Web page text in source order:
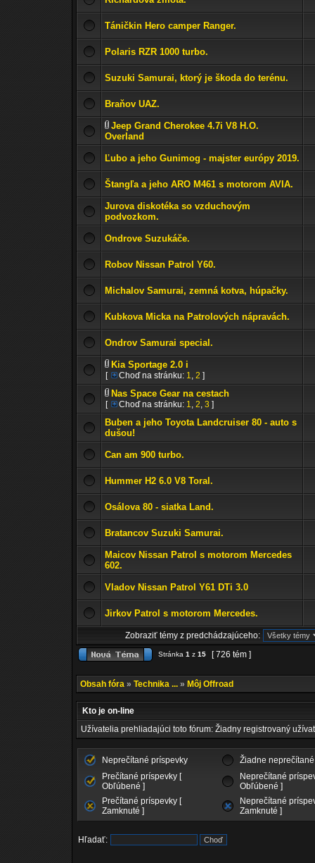
Táničkin Hero camper Ranger.
Polaris RZR 1000 turbo.
Suzuki Samurai, ktorý je škoda do terénu.
Braňov UAZ.
Jeep Grand Cherokee 4.7i V8 H.O.
Overland
Ľubo a jeho Gunimog - majster európy 2019.
Štangľa a jeho ARO M461 s motorom AVIA.
Jurova diskotéka so vzduchovým
podvozkom.
Ondrove Suzukáče.
Robov Nissan Patrol Y60.
Michalov Samurai, zemná kotva, húpačky.
Kubkova Micka na Patrolových nápravách.
Ondrov Samurai special.
Kia Sportage 2.0 i
[ Choď na stránku: 1, 2 ]
Nas Space Gear na cestach
[ Choď na stránku: 1, 2, 3 ]
Buben a jeho Toyota Landcruiser 80 - auto s
dušou!
Can am 900 turbo.
Hummer H2 6.0 V8 Toral.
Osálova 80 - siatka Land.
Bratancov Suzuki Samurai.
Maicov Nissan Patrol s motorom Mercedes
602.
Vladov Nissan Patrol Y61 DTi 3.0
Jirkov Patrol s motorom Mercedes.
Zobraziť témy z predchádzajúceho:
Stránka 1 z 15 [ 726 tém ]
Obsah fóra » Technika ... » Môj Offroad
Kto je on-line
Užívatelia prehliadajúci toto fórum: Žiadny registrovaný
Neprečítané príspevky
Žiadne
Prečítané príspevky [
Obľúbené ]
Neprečítané
Obľúbené ]
Prečítané príspevky [
Zamknuté ]
Neprečítané
Zamknuté ]
Hľadať: